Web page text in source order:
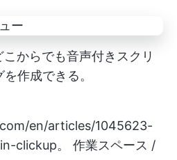
こからでも音声付きスクリ
作成できる。
en/articles/1045623-
clickup。
作業スペース /